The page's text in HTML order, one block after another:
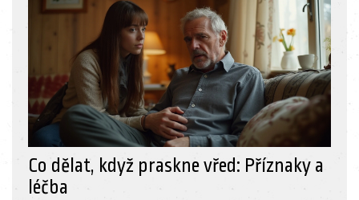
Co dělat, když praskne vřed: Příznaky a
léčba